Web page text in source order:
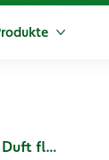
Dettol No-Touch Nachfüller Veilchenblüte Duft flüssige Handseife